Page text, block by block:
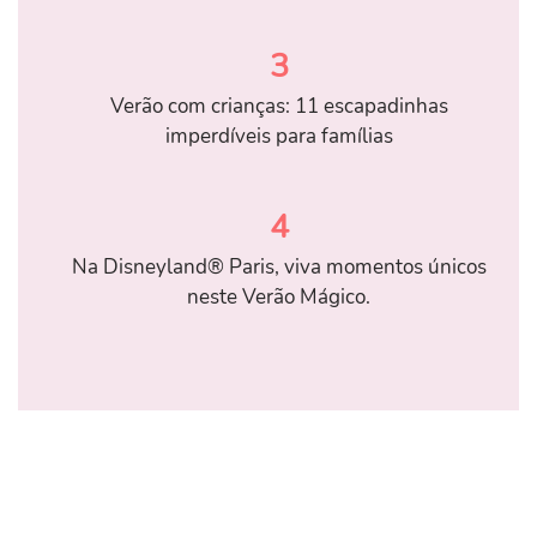
3
Verão com crianças: 11 escapadinhas
imperdíveis para famílias
4
Na Disneyland® Paris, viva momentos únicos
neste Verão Mágico.